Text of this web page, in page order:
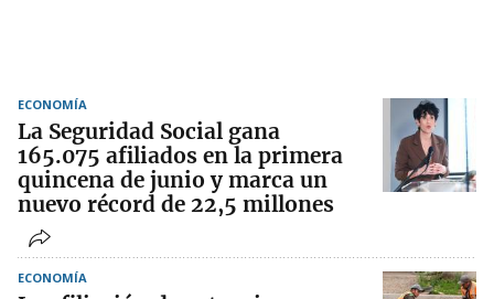
ECONOMÍA
La Seguridad Social gana
165.075 afiliados en la primera
quincena de junio y marca un
nuevo récord de 22,5 millones
ECONOMÍA